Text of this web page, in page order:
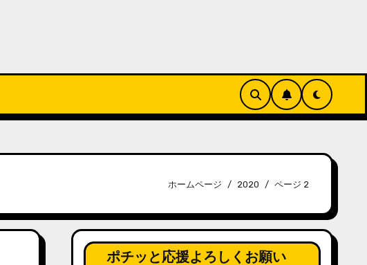
ホームページ 2020 ページ 2
ポチッと応援よろしくお願い